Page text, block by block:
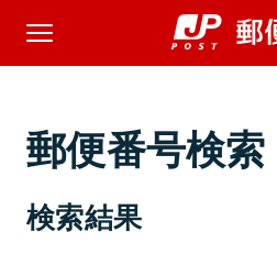
郵便番号検索
検索結果